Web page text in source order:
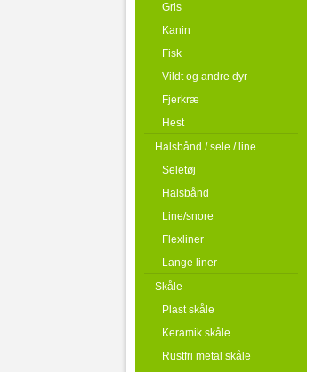
Gris
Kanin
Fisk
Vildt og andre dyr
Fjerkræ
Hest
Halsbånd / sele / line
Seletøj
Halsbånd
Line/snore
Flexliner
Lange liner
Skåle
Plast skåle
Keramik skåle
Rustfri metal skåle